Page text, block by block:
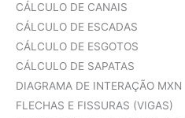
CÁLCULO DE CANAIS
CÁLCULO DE ESCADAS
CÁLCULO DE ESGOTOS
CÁLCULO DE SAPATAS
DIAGRAMA DE INTERAÇÃO MXN
FLECHAS E FISSURAS (VIGAS)